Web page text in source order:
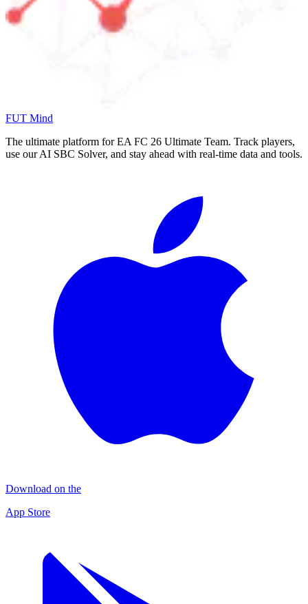
FUT Mind
The ultimate platform for EA FC 26 Ultimate Team. Track players,
use our AI SBC Solver, and stay ahead with real-time data and tools.
Download on the
App Store